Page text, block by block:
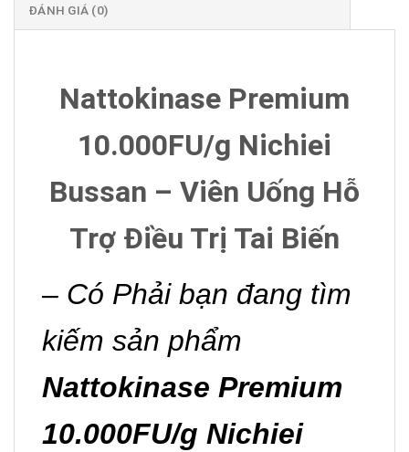
ĐÁNH GIÁ (0)
Nattokinase Premium
10.000FU/g Nichiei
Bussan – Viên Uống Hỗ
Trợ Điều Trị Tai Biến
– Có Phải bạn đang tìm
kiếm sản phẩm
Nattokinase Premium
10.000FU/g Nichiei